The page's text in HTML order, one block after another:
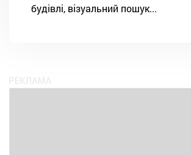
будівлі, візуальний пошук...